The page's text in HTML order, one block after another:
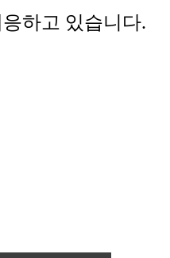
하고 있습니다.